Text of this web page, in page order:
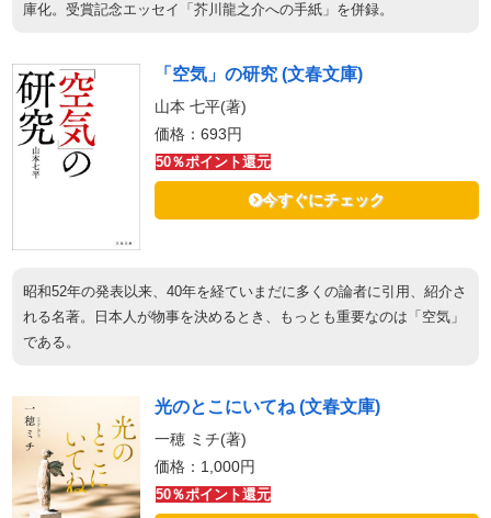
庫化。受賞記念エッセイ「芥川龍之介への手紙」を併録。
「空気」の研究 (文春文庫)
山本 七平(著)
価格：693円
50％ポイント還元
今すぐにチェック
昭和52年の発表以来、40年を経ていまだに多くの論者に引用、紹介さ
れる名著。日本人が物事を決めるとき、もっとも重要なのは「空気」
である。
光のとこにいてね (文春文庫)
一穂 ミチ(著)
価格：1,000円
50％ポイント還元